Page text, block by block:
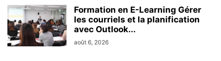
Formation en E-Learning Gérer
les courriels et la planification
avec Outlook...
août 6, 2026